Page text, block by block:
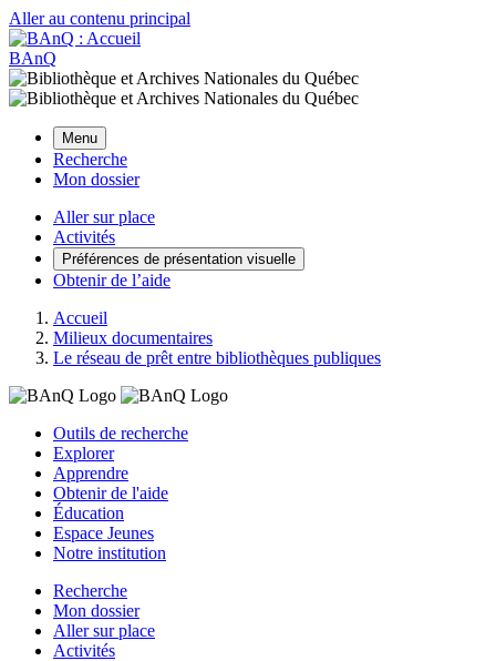
Aller au contenu principal
BAnQ
Menu
Recherche
Mon dossier
Aller sur place
Activités
Préférences de présentation visuelle
Obtenir de l’aide
Accueil
Milieux documentaires
Le réseau de prêt entre bibliothèques publiques
Outils de recherche
Explorer
Apprendre
Obtenir de l'aide
Éducation
Espace Jeunes
Notre institution
Recherche
Mon dossier
Aller sur place
Activités